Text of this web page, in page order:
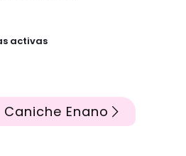
activas
Enano